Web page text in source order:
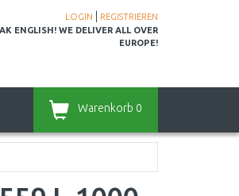
LOGIN
REGISTRIEREN
ENGLISH! WE DELIVER ALL OVER
EUROPE!
Warenkorb 0